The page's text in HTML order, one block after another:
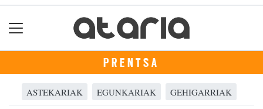
PRENTSA
ASTEKARIAK EGUNKARIAK GEHIGARRIAK